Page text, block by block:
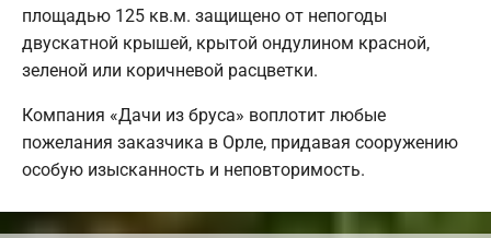
площадью 125 кв.м. защищено от непогоды
двускатной крышей, крытой ондулином красной,
зеленой или коричневой расцветки.
Компания «Дачи из бруса» воплотит любые
пожелания заказчика в Орле, придавая сооружению
особую изысканность и неповторимость.